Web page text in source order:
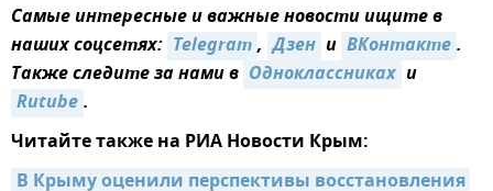
Самые интересные и важные новости ищите в
наших соцсетях: Telegram, Дзен и ВКонтакте.
Также следите за нами в Одноклассниках и
Rutube.
Читайте также на РИА Новости Крым:
В Крыму оценили перспективы восстановления